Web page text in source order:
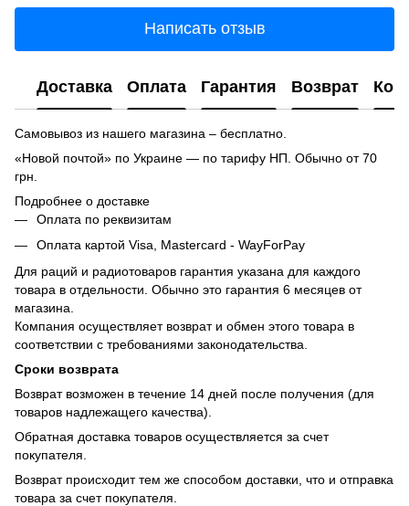
Написать отзыв
Доставка Оплата Гарантия Возврат
Самовывоз из нашего магазина – бесплатно.
«Новой почтой» по Украине — по тарифу НП. Обычно от 70
грн.
Подробнее о доставке
Оплата по реквизитам
Оплата картой Visa, Mastercard - WayForPay
Для раций и радиотоваров гарантия указана для каждого
товара в отдельности. Обычно это гарантия 6 месяцев от
магазина.
Компания осуществляет возврат и обмен этого товара в
соответствии с требованиями законодательства.
Сроки возврата
Возврат возможен в течение 14 дней после получения (для
товаров надлежащего качества).
Обратная доставка товаров осуществляется за счет
покупателя.
Возврат происходит тем же способом доставки, что и отправка
товара за счет покупателя.